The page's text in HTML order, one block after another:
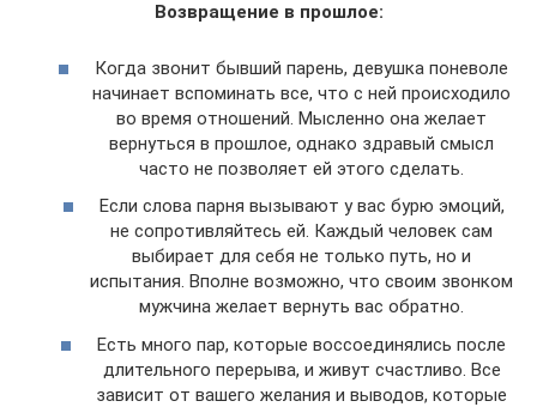
Возвращение в прошлое:
Когда звонит бывший парень, девушка поневоле
начинает вспоминать все, что с ней происходило
во время отношений. Мысленно она желает
вернуться в прошлое, однако здравый смысл
часто не позволяет ей этого сделать.
Если слова парня вызывают у вас бурю эмоций,
не сопротивляйтесь ей. Каждый человек сам
выбирает для себя не только путь, но и
испытания. Вполне возможно, что своим звонком
мужчина желает вернуть вас обратно.
Есть много пар, которые воссоединялись после
длительного перерыва, и живут счастливо. Все
зависит от вашего желания и выводов, которые